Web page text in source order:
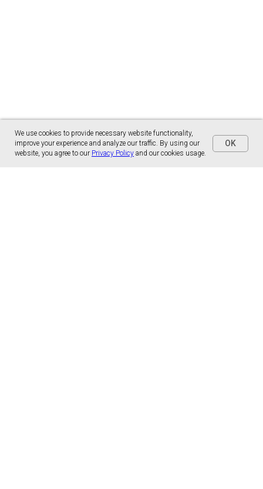
We use cookies to provide necessary website functionality,
improve your experience and analyze our traffic. By using our
website, you agree to our Privacy Policy and our cookies usage.
OK